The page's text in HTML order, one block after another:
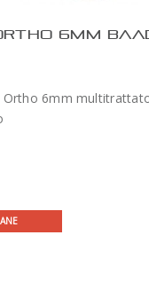
6MM
Ortho 6mm